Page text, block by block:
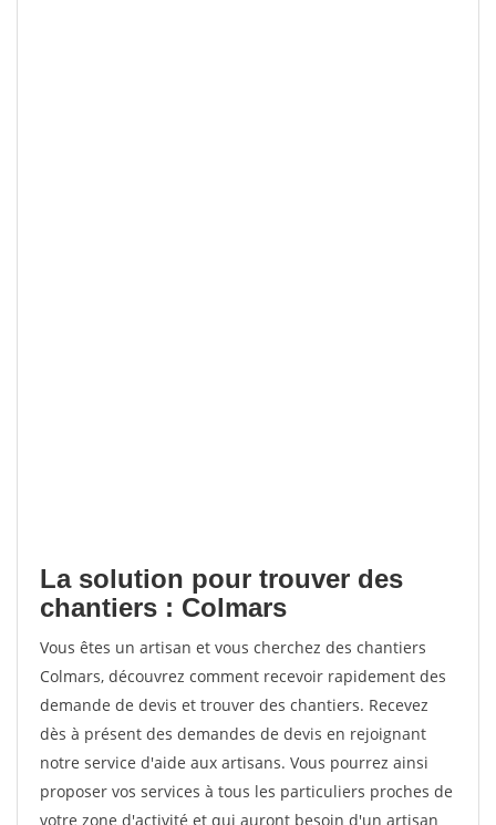
La solution pour trouver des
chantiers : Colmars
Vous êtes un artisan et vous cherchez des chantiers
Colmars, découvrez comment recevoir rapidement des
demande de devis et trouver des chantiers. Recevez
dès à présent des demandes de devis en rejoignant
notre service d'aide aux artisans. Vous pourrez ainsi
proposer vos services à tous les particuliers proches de
votre zone d'activité et qui auront besoin d'un artisan